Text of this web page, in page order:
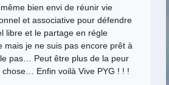
même bien envi de réunir vie
et associative pour défendre
libre et le partage en régle
mais je ne suis pas encore prêt à
pas… Peut être plus de la peur
chose… Enfin voilà Vive PYG ! ! !